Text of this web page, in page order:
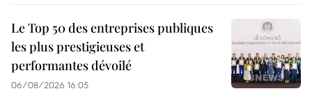
Le Top 50 des entreprises publiques
les plus prestigieuses et
performantes dévoilé
06/08/2026 16:05